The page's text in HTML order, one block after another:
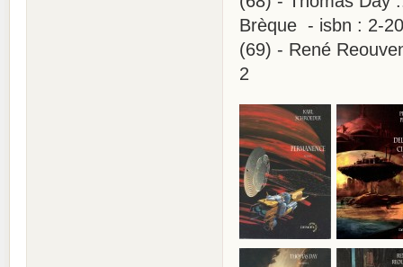
Brèque - isbn : 2-
(69) - René
2